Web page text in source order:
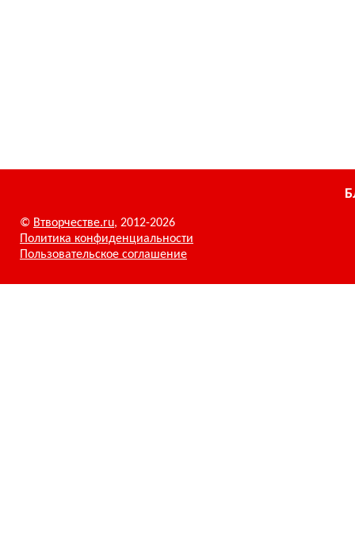
© Втворчестве.ru, 2012-2026
Политика конфиденциальности
Пользовательское соглашение